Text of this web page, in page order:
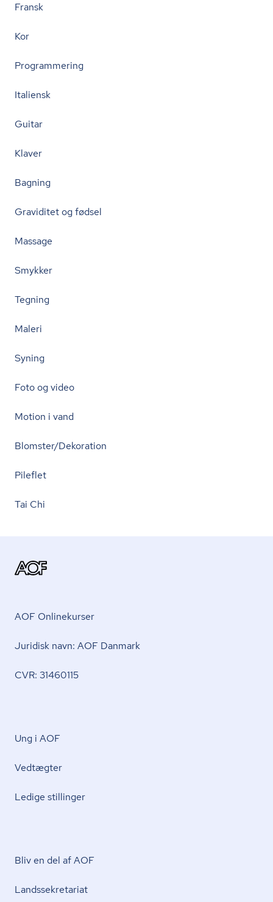
Fransk
Kor
Programmering
Italiensk
Guitar
Klaver
Bagning
Graviditet og fødsel
Massage
Smykker
Tegning
Maleri
Syning
Foto og video
Motion i vand
Blomster/Dekoration
Pileflet
Tai Chi
AOF Onlinekurser
Juridisk navn: AOF Danmark
CVR: 31460115
Ung i AOF
Vedtægter
Ledige stillinger
Bliv en del af AOF
Lands­se­kre­ta­ri­at